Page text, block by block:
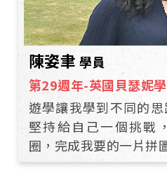
陳姿聿 學員
第29週年-英國貝瑟妮
遊學讓我學到不同的
堅持給自己一個挑戰
圈，完成我要的一片拼